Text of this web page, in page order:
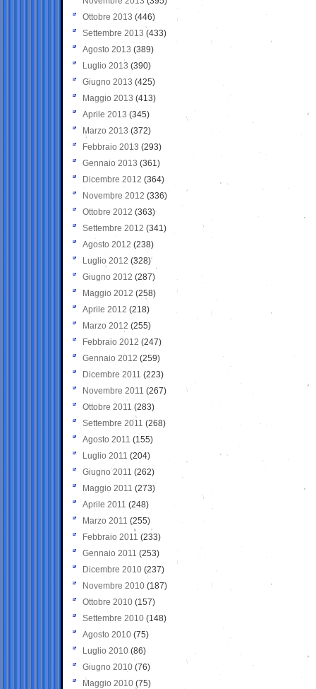
Ottobre 2013 (446)
Settembre 2013 (433)
Agosto 2013 (389)
Luglio 2013 (390)
Giugno 2013 (425)
Maggio 2013 (413)
Aprile 2013 (345)
Marzo 2013 (372)
Febbraio 2013 (293)
Gennaio 2013 (361)
Dicembre 2012 (364)
Novembre 2012 (336)
Ottobre 2012 (363)
Settembre 2012 (341)
Agosto 2012 (238)
Luglio 2012 (328)
Giugno 2012 (287)
Maggio 2012 (258)
Aprile 2012 (218)
Marzo 2012 (255)
Febbraio 2012 (247)
Gennaio 2012 (259)
Dicembre 2011 (223)
Novembre 2011 (267)
Ottobre 2011 (283)
Settembre 2011 (268)
Agosto 2011 (155)
Luglio 2011 (204)
Giugno 2011 (262)
Maggio 2011 (273)
Aprile 2011 (248)
Marzo 2011 (255)
Febbraio 2011 (233)
Gennaio 2011 (253)
Dicembre 2010 (237)
Novembre 2010 (187)
Ottobre 2010 (157)
Settembre 2010 (148)
Agosto 2010 (75)
Luglio 2010 (86)
Giugno 2010 (76)
Maggio 2010 (75)